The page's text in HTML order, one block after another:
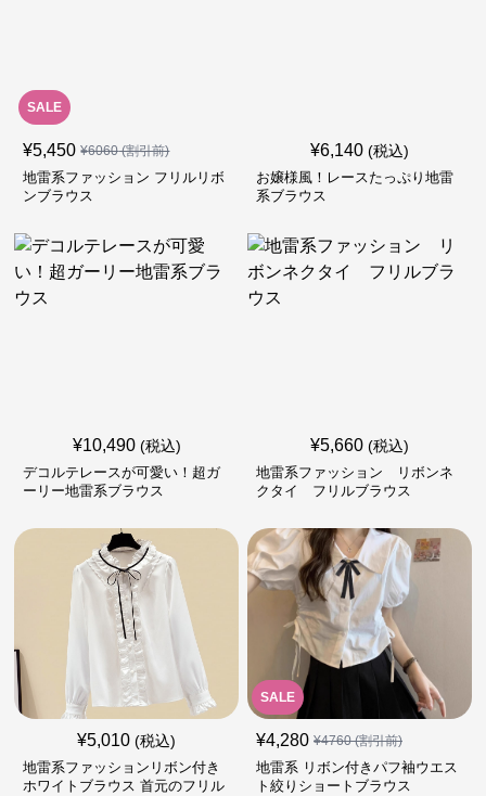
SALE
¥5,450 ¥6060(割引前)
地雷系ファッション フリルリボ
ンブラウス
¥6,140 (税込)
お嬢様風！レースたっぷり地雷
系ブラウス
¥10,490 (税込)
デコルテレースが可愛い！超ガ
ーリー地雷系ブラウス
¥5,660 (税込)
地雷系ファッション リボンネ
クタイ フリルブラウス
¥5,010 (税込)
地雷系ファッションリボン付き
ホワイトブラウス 首元のフリル
SALE
¥4,280 ¥4760(割引前)
地雷系 リボン付きパフ袖ウエス
ト絞りショートブラウス